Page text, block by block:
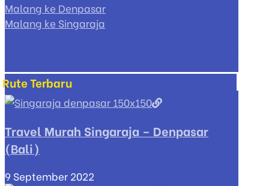
Malang ke Denpasar
Malang ke Singaraja
Rute Terbaru
Travel Murah Singaraja – Denpasar
(Bali)
9 September 2022